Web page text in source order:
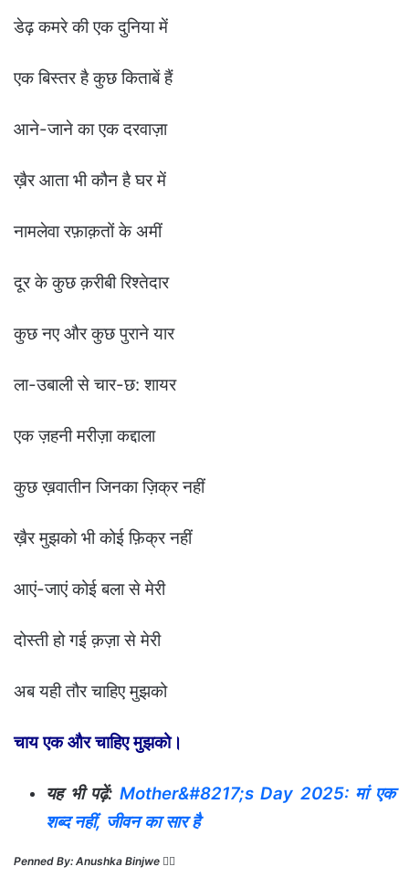
डेढ़ कमरे की एक दुनिया में
एक बिस्तर है कुछ किताबें हैं
आने-जाने का एक दरवाज़ा
ख़ैर आता भी कौन है घर में
नामलेवा रफ़ाक़तों के अमीं
दूर के कुछ क़रीबी रिश्तेदार
कुछ नए और कुछ पुराने यार
ला-उबाली से चार-छ: शायर
एक ज़हनी मरीज़ा कद्दाला
कुछ ख़वातीन जिनका ज़िक्र नहीं
ख़ैर मुझको भी कोई फ़िक्र नहीं
आएं-जाएं कोई बला से मेरी
दोस्ती हो गई क़ज़ा से मेरी
अब यही तौर चाहिए मुझको
चाय एक और चाहिए मुझको।
यह भी पढ़ें: Mother&#8217;s Day 2025: मां एक
शब्द नहीं, जीवन का सार है
Penned By: Anushka Binjwe ✍🏻